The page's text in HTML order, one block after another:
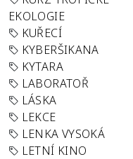
EKOLOGIE
KUŘECÍ
KYBERŠIKANA
KYTARA
LABORATOŘ
LÁSKA
LEKCE
LENKA VYSOKÁ
LETNÍ KINO